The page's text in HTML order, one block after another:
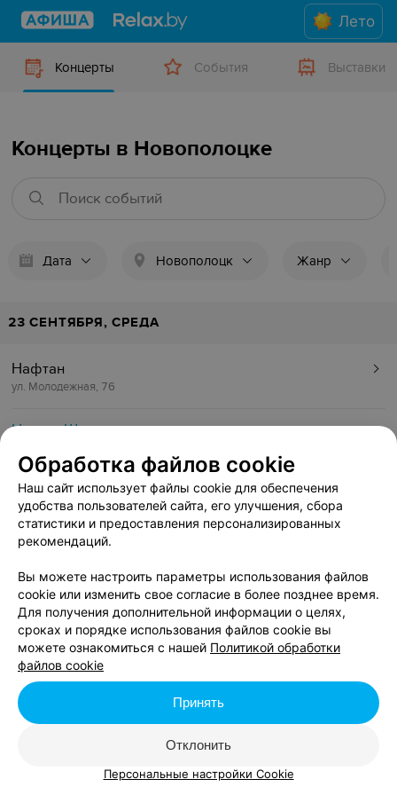
Лето
Концерты События Выставки
Концерты в Новополоцке
Дата Новополоцк Жанр
23 СЕНТЯБРЯ, СРЕДА
Нафтан
ул. Молодежная, 76
Никита Шевчук
19:00
Обработка файлов cookie
Наш сайт использует файлы cookie для обеспечения
удобства пользователей сайта, его улучшения, сбора
статистики и предоставления персонализированных
рекомендаций.
Вы можете настроить параметры использования файлов
cookie или изменить свое согласие в более позднее время.
Для получения дополнительной информации о целях,
сроках и порядке использования файлов cookie вы
можете ознакомиться с нашей Политикой обработки
файлов cookie
Отклонить
Принять
Персональные настройки Cookie